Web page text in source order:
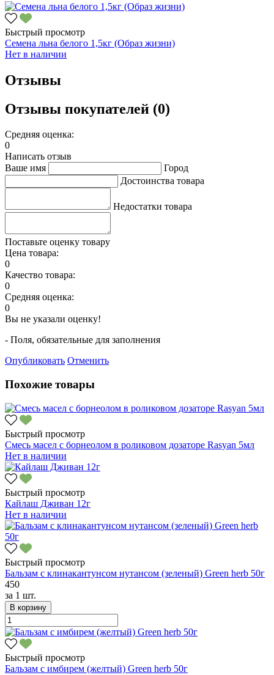
Быстрый просмотр
Семена льна белого 1,5кг (Образ жизни)
Нет в наличии
Отзывы
Отзывы покупателей (0)
Средняя оценка:
0
Написать отзыв
Ваше имя
Город
Достоинства товара
Недостатки товара
Поставьте оценку товару
Цена товара:
0
Качество товара:
0
Средняя оценка:
0
Вы не указали оценку!
- Поля, обязательные для заполнения
Опубликовать Отменить
Похожие товары
Быстрый просмотр
Смесь масел с борнеолом в роликовом дозаторе Rasyan 5мл
Нет в наличии
Быстрый просмотр
Кайлаш Дживан 12г
Нет в наличии
Быстрый просмотр
Бальзам с клинакантунсом нутансом (зеленый) Green herb 50г
450
за 1 шт.
В корзину
Быстрый просмотр
Бальзам с имбирем (желтый) Green herb 50г